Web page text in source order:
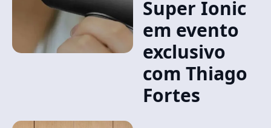
Super Ionic
em evento
exclusivo
com Thiago
Fortes